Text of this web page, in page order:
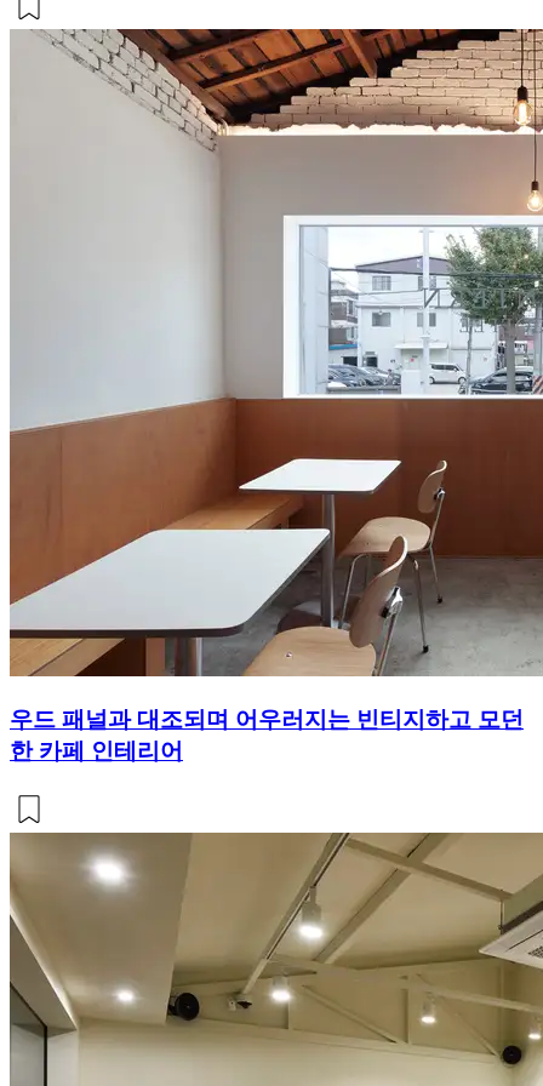
우드 패널과 대조되며 어우러지는 빈티지하고 모던
한 카페 인테리어